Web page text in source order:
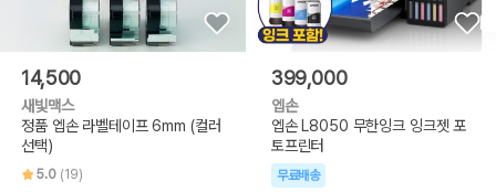
14,500
새빛맥스
정품 엡손 라벨테이프 6mm (컬러
선택)
5.0 (19)
399,000
엡손
엡손 L8050 무한잉크 잉크젯 포
토프린터
무료배송